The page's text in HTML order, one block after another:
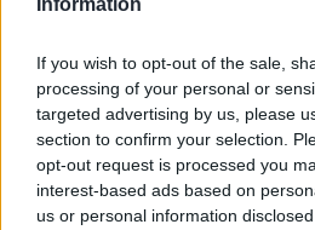
Information
If you wish to opt-out of the sale,
processing of your personal or
targeted advertising by us, please
section to confirm your selection.
opt-out request is processed you
interest-based ads based on
us or personal information